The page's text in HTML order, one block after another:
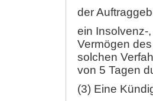
der
ein Insolvenz-
Vermögen
solchen
von 5 Tagen
(3) Eine